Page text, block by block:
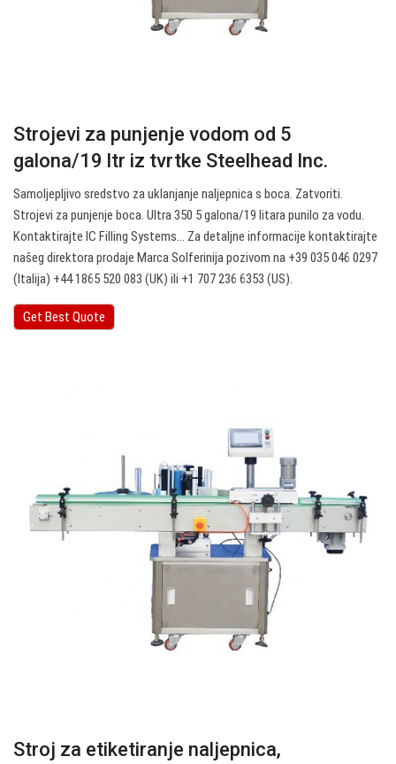
Strojevi za punjenje vodom od 5
galona/19 ltr iz tvrtke Steelhead Inc.
Samoljepljivo sredstvo za uklanjanje naljepnica s boca. Zatvoriti.
Strojevi za punjenje boca. Ultra 350 5 galona/19 litara punilo za vodu.
Kontaktirajte IC Filling Systems… Za detaljne informacije kontaktirajte
našeg direktora prodaje Marca Solferinija pozivom na +39 035 046 0297
(Italija) +44 1865 520 083 (UK) ili +1 707 236 6353 (US).
Get Best Quote
Stroj za etiketiranje naljepnica,